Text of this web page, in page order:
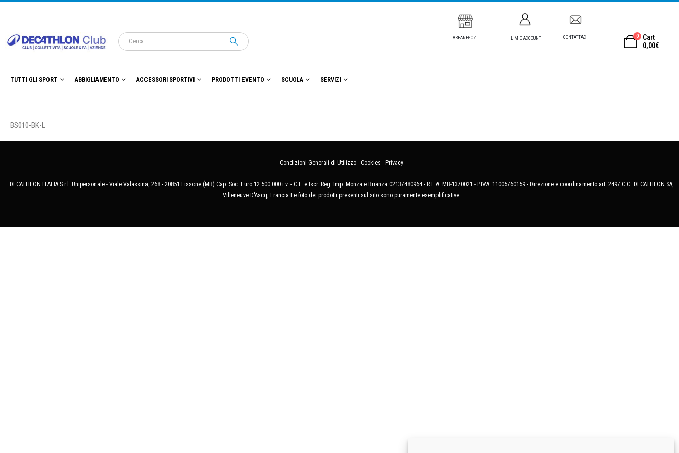
AREANEGOZI IL MIO ACCOUNT CONTATTACI 0
Cart
0,00€
TUTTI GLI SPORT ABBIGLIAMENTO ACCESSORI SPORTIVI PRODOTTI EVENTO SCUOLA SERVIZI
BS010-BK-L
Condizioni Generali di Utilizzo - Cookies - Privacy
DECATHLON ITALIA S.r.l. Unipersonale - Viale Valassina, 268 - 20851 Lissone (MB) Cap. Soc. Euro 12.500.000 i.v. - C.F. e Iscr. Reg. Imp. Monza e Brianza 02137480964 - R.E.A. MB-1370021 - P.IVA. 11005760159 - Direzione e coordinamento art. 2497 C.C. DECATHLON SA,
Villeneuve D'Ascq, Francia Le foto dei prodotti presenti sul sito sono puramente esemplificative.